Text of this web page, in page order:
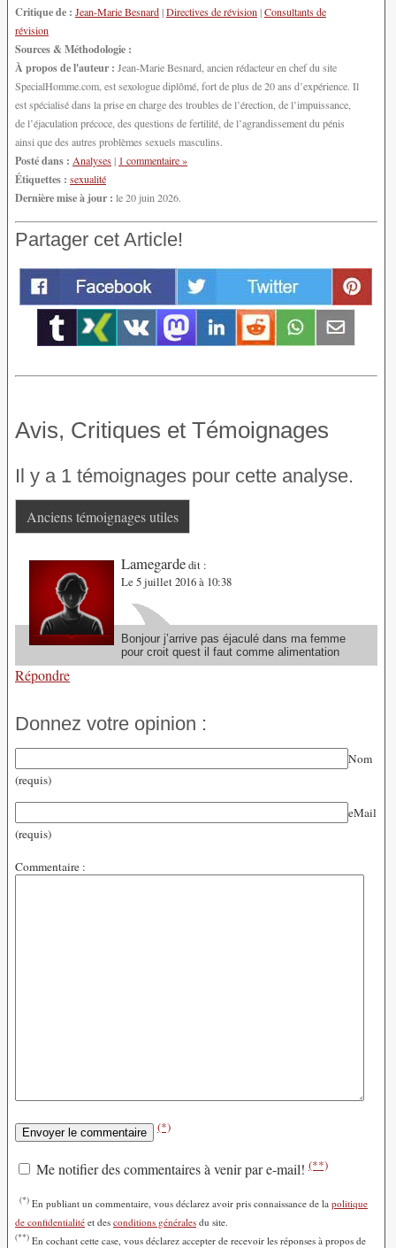
Critique de : Jean-Marie Besnard|Directives de révision|Consultants de
révision
Sources & Méthodologie :
À propos de l'auteur : Jean-Marie Besnard, ancien rédacteur en chef du site
SpecialHomme.com, est sexologue diplômé, fort de plus de 20 ans d’expérience. Il
est spécialisé dans la prise en charge des troubles de l’érection, de l’impuissance,
de l’éjaculation précoce, des questions de fertilité, de l’agrandissement du pénis
ainsi que des autres problèmes sexuels masculins.
Posté dans : Analyses| 1 commentaire »
Étiquettes : sexualité
Dernière mise à jour : le 20 juin 2026.
Partager cet Article!
Avis, Critiques et Témoignages
Il y a 1 témoignages pour cette analyse.
Anciens témoignages utiles
Lamegardedit :
Le 5 juillet 2016 à 10:38
Bonjour j’arrive pas éjaculé dans ma femme
pour croit quest il faut comme alimentation
Répondre
Donnez votre opinion :
Nom
(requis)
eMail
(requis)
Commentaire :
(*)
Me notifier des commentaires à venir par e-mail! (**)
(*) En publiant un commentaire, vous déclarez avoir pris connaissance de la politique
de confidentialité et des conditions générales du site.
(**) En cochant cette case, vous déclarez accepter de recevoir les réponses à propos de